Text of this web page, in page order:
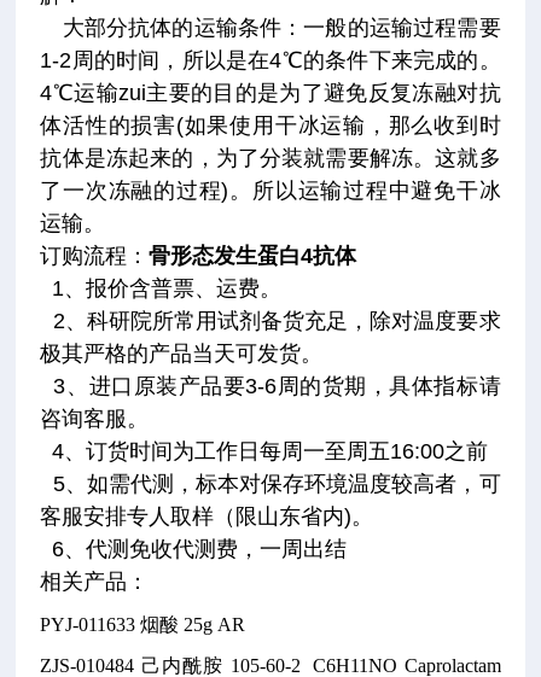
大部分抗体的运输条件：一般的运输过程需要
1-2周的时间，所以是在4℃的条件下来完成的。
4℃运输zui主要的目的是为了避免反复冻融对抗
体活性的损害(如果使用干冰运输，那么收到时
抗体是冻起来的，为了分装就需要解冻。这就多
了一次冻融的过程)。所以运输过程中避免干冰
运输。
订购流程 ：骨形态发生蛋白4抗体
1、报价含普票、运费。
2、科研院所常用试剂备货充足，除对温度要求
极其严格的产品当天可发货。
3、进口原装产品要3-6周的货期，具体指标请
咨询客服。
4、订货时间为工作日每周一至周五16:00之前
5、如需代测，标本对保存环境温度较高者，可
客服安排专人取样（限山东省内)。
6、代测免收代测费，一周出结
相关产品 ：
PYJ-011633 烟酸 25g AR
ZJS-010484 己内酰胺 105-60-2 C6H11NO Caprolactam